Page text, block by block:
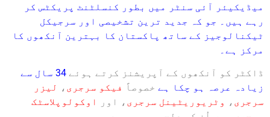
میڈیکیئر آئی سنٹر میں بطور کنسلٹنٹ پریکٹس کر
رہے ہیں۔ جو کہ جدید ترین تشخیصی اور سرجیکل
ٹیکنالوجیز کے ساتھ پاکستان کا بہترین آنکھوں کا
مرکز ہے۔
ڈاکٹر کو آنکھوں کے آپریشنز کرتے ہوئے
34 سال سے
زیادہ عرصہ ہو چکا ہے خصوصاً فیکو سرجری ، لیزر
سرجری ، وٹریوریٹینل سرجری ، اور
اوکولوپلاسٹک